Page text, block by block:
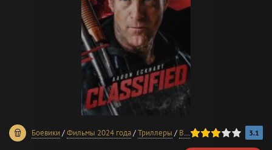
Боевики /Фильмы 2024 года/Триллеры / В хорошем качестве
60 1 2 3 4 5 3.1